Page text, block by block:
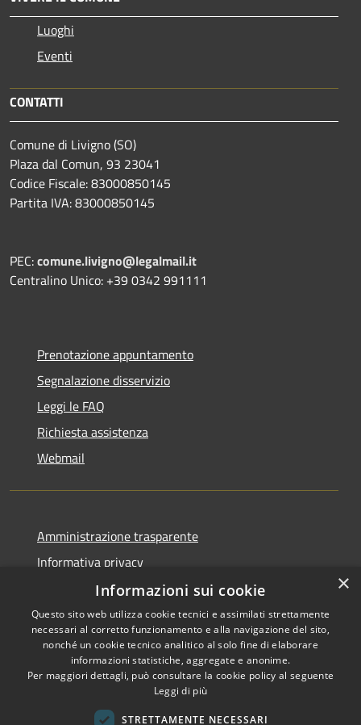
Luoghi
Eventi
CONTATTI
Comune di Livigno (SO)
Plaza dal Comun, 93 23041
Codice Fiscale: 83000850145
Partita IVA: 83000850145
PEC:comune.livigno@legalmail.it
Centralino Unico: +39 0342 991111
Prenotazione appuntamento
Segnalazione disservizio
Leggi le FAQ
Richiesta assistenza
Webmail
Amministrazione trasparente
Informativa privacy
Dichiarazione di accessibilità
Whistleblowing - segnalazione illeciti
Copyright © 2026 • Comune di
×
Informazioni sui cookie
Questo sito web utilizza cookie tecnici e assimilati strettamente
necessari al corretto funzionamento e alla navigazione del sito,
nonché un cookie tecnico analitico al solo fine di elaborare
informazioni statistiche, aggregate e anonime.
Per maggiori dettagli, può consultare la cookie policy al seguente
Leggi di più
STRETTAMENTE NECESSARI